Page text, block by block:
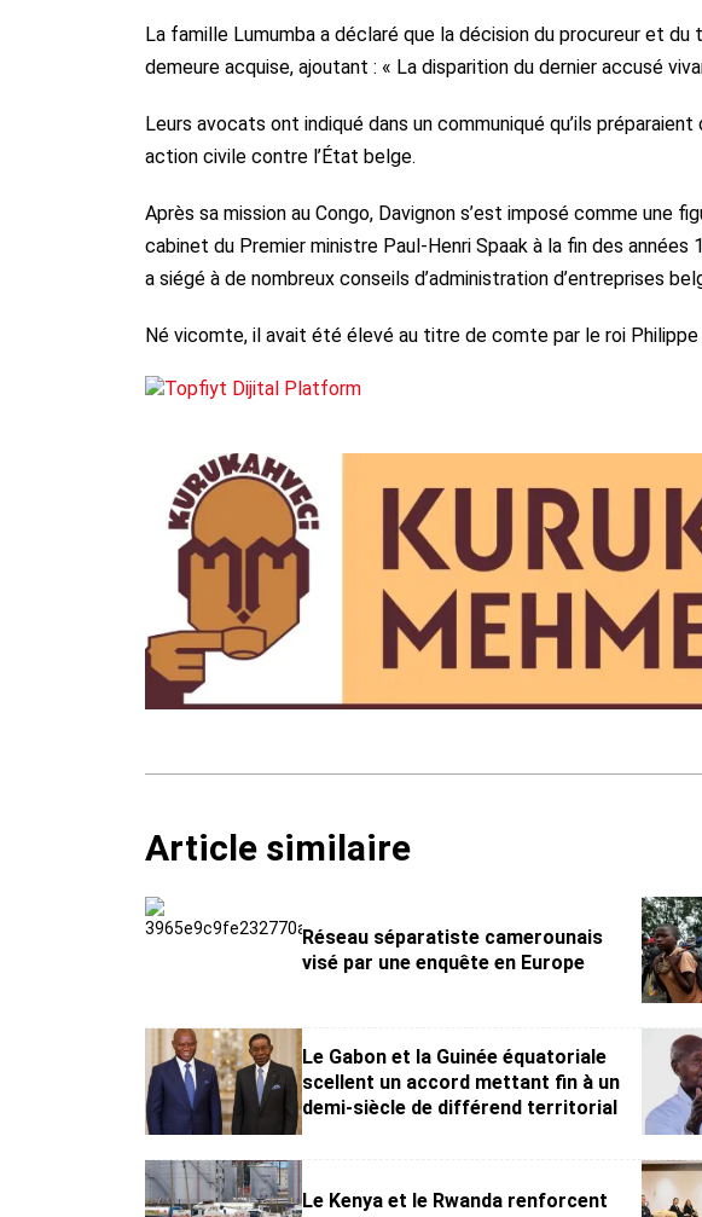
La famille Lumumba a déclaré que la décision du procureur et
demeure acquise, ajoutant : « La disparition du dernier accusé
Leurs avocats ont indiqué dans un communiqué qu’ils
action civile contre l’État belge.
Après sa mission au Congo, Davignon s’est imposé comme une
cabinet du Premier ministre Paul‑Henri Spaak à la fin des années
a siégé à de nombreux conseils d’administration d’entreprises
Né vicomte, il avait été élevé au titre de comte par le roi Philippe
Article similaire
Réseau séparatiste camerounais
visé par une enquête en Europe
Le Gabon et la Guinée équatoriale
scellent un accord mettant fin à un
demi-siècle de différend territorial
Le Kenya et le Rwanda renforcent